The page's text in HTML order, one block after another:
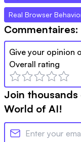
Real Browser
Commentaires:
Give your opinion
Overall rating
Join
World of AI!